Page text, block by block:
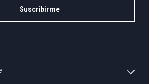
Suscribirme